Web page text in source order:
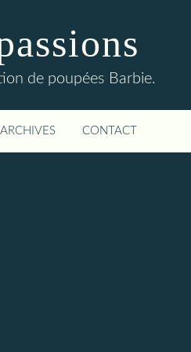
de poupées Barbie.
ARCHIVES CONTACT